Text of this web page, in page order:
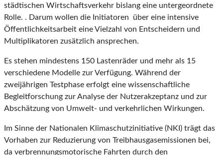
städtischen Wirtschaftsverkehr bislang eine untergeordnete
Rolle. . Darum wollen die Initiatoren über eine intensive
Öffentlichkeitsarbeit eine Vielzahl von Entscheidern und
Multiplikatoren zusätzlich ansprechen.
Es stehen mindestens 150 Lastenräder und mehr als 15
verschiedene Modelle zur Verfügung. Während der
zweijährigen Testphase erfolgt eine wissenschaftliche
Begleitforschung zur Analyse der Nutzerakzeptanz und zur
Abschätzung von Umwelt- und verkehrlichen Wirkungen.
Im Sinne der Nationalen Klimaschutzinitiative (NKI) trägt das
Vorhaben zur Reduzierung von Treibhausgasemissionen bei,
da verbrennungsmotorische Fahrten durch den